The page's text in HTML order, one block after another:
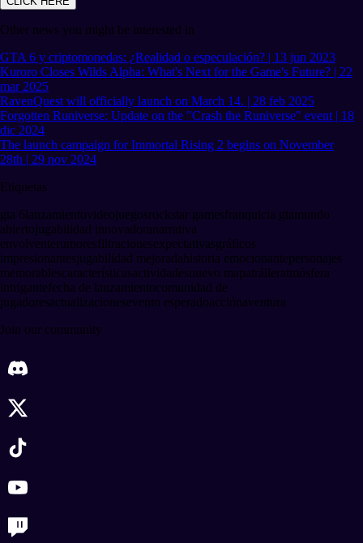
Other news you might be interested in
GTA 6 y criptomonedas: ¿Realidad o especulación? | 13 jun 2023
Kuroro Closes Wilds Alpha: What's Next for the Game's Future? | 22
mar 2025
RavenQuest will officially launch on March 14. | 28 feb 2025
Forgotten Runiverse: Update on the "Crash the Runiverse" event | 18
dic 2024
The launch campaign for Immortal Rising 2 begins on November
28th | 29 nov 2024
Etiquetas
gta 6lanzamientovideojuegosrockstar gamesfranquicia gtamundo
abiertojugabilidad innovadoranarrativa
envolventerumoresfiltracionesexpectativasgráficos
impresionantesjugabilidad mejoradahistoria emocionantepersonajes
memorablescaracterísticasactividadesnuevo mapatráileratmósfera
intrigantefecha de lanzamientocomunidad de
jugadoresactualizacionesevento esperadoacciónaventura
Join our community